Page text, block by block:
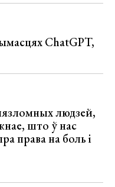
ChatGPT,
людзей,
што ў нас
права на боль і